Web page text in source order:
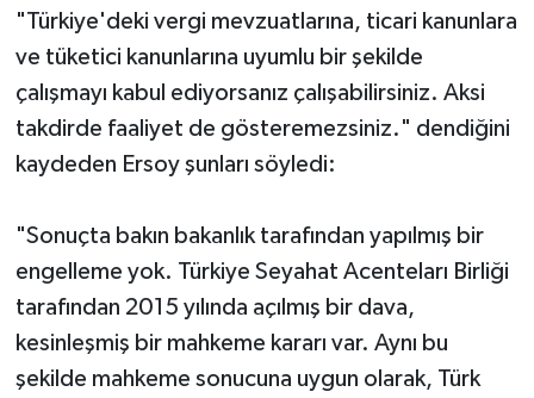
"Türkiye'deki vergi mevzuatlarına, ticari kanunlara
ve tüketici kanunlarına uyumlu bir şekilde
çalışmayı kabul ediyorsanız çalışabilirsiniz. Aksi
takdirde faaliyet de gösteremezsiniz." dendiğini
kaydeden Ersoy şunları söyledi:
"Sonuçta bakın bakanlık tarafından yapılmış bir
engelleme yok. Türkiye Seyahat Acenteları Birliği
tarafından 2015 yılında açılmış bir dava,
kesinleşmiş bir mahkeme kararı var. Aynı bu
şekilde mahkeme sonucuna uygun olarak, Türk